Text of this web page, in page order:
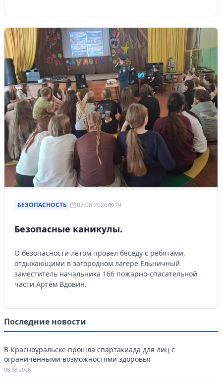
БЕЗОПАСНОСТЬ 07.08.2026 19
Безопасные каникулы.
О безопасности летом провел беседу с ребятами,
отдыхающими в загородном лагере Ельничный
заместитель начальника 166 пожарно-спасательной
части Артём Вдовин.
Последние новости
В Красноуральске прошла спартакиада для лиц с
ограниченными возможностями здоровья
08.08.2026